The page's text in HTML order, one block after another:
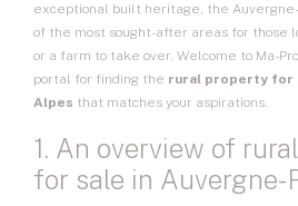
exceptional built heritage, the
of the most sought-after areas for those
or a farm to take over. Welcome to Ma-
portal for finding the rural property for
Alpes that matches your aspirations.
1. An overview of
for sale in Auvergne-